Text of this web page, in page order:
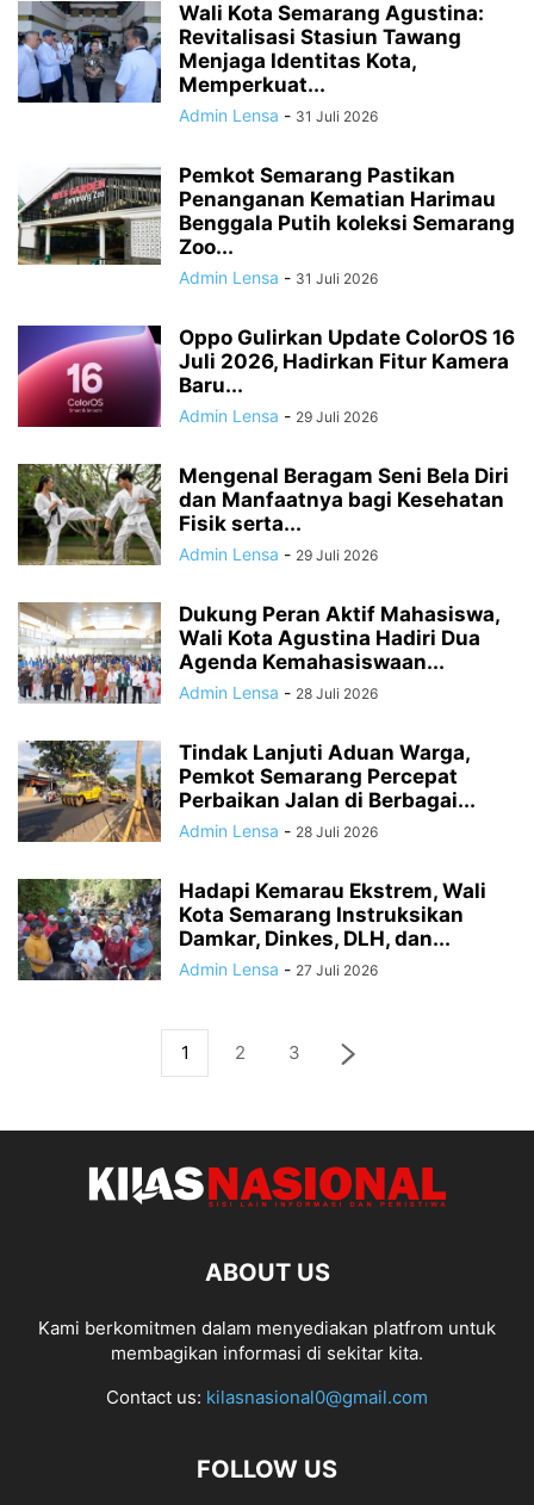
Wali Kota Semarang Agustina:
Revitalisasi Stasiun Tawang
Menjaga Identitas Kota,
Memperkuat...
Admin Lensa - 31 Juli 2026
Pemkot Semarang Pastikan
Penanganan Kematian Harimau
Benggala Putih koleksi Semarang
Zoo...
Admin Lensa - 31 Juli 2026
Oppo Gulirkan Update ColorOS 16
Juli 2026, Hadirkan Fitur Kamera
Baru...
Admin Lensa - 29 Juli 2026
Mengenal Beragam Seni Bela Diri
dan Manfaatnya bagi Kesehatan
Fisik serta...
Admin Lensa - 29 Juli 2026
Dukung Peran Aktif Mahasiswa,
Wali Kota Agustina Hadiri Dua
Agenda Kemahasiswaan...
Admin Lensa - 28 Juli 2026
Tindak Lanjuti Aduan Warga,
Pemkot Semarang Percepat
Perbaikan Jalan di Berbagai...
Admin Lensa - 28 Juli 2026
Hadapi Kemarau Ekstrem, Wali
Kota Semarang Instruksikan
Damkar, Dinkes, DLH, dan...
Admin Lensa - 27 Juli 2026
1 2 3
ABOUT US
Kami berkomitmen dalam menyediakan platfrom untuk
membagikan informasi di sekitar kita.
Contact us: kilasnasional0@gmail.com
FOLLOW US